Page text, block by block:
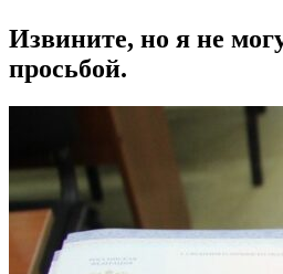
Извините, но я не
просьбой.